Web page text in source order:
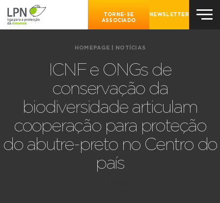
TORNE-SE
ASSOCIADO
NEWSLETTER
HOMEPAGE NOTÍCIAS
ICNF e ONGs de
conservação da
biodiversidade articulam
cooperação para proteção
do abutre-preto no Centro do
país